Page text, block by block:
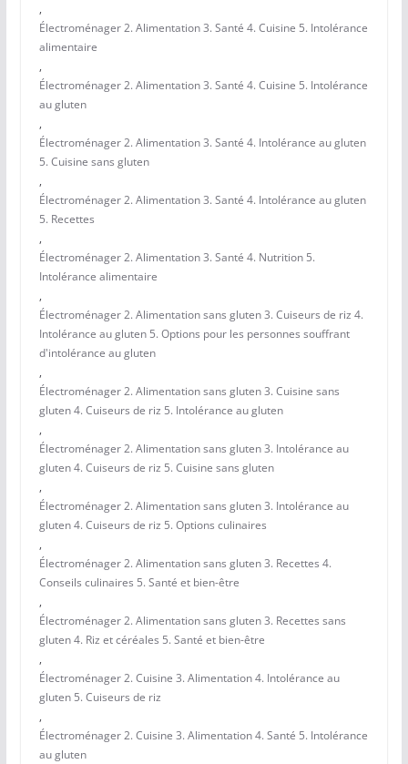
,
Électroménager 2. Alimentation 3. Santé 4. Cuisine 5. Intolérance
alimentaire
,
Électroménager 2. Alimentation 3. Santé 4. Cuisine 5. Intolérance
au gluten
,
Électroménager 2. Alimentation 3. Santé 4. Intolérance au gluten
5. Cuisine sans gluten
,
Électroménager 2. Alimentation 3. Santé 4. Intolérance au gluten
5. Recettes
,
Électroménager 2. Alimentation 3. Santé 4. Nutrition 5.
Intolérance alimentaire
,
Électroménager 2. Alimentation sans gluten 3. Cuiseurs de riz 4.
Intolérance au gluten 5. Options pour les personnes souffrant
d'intolérance au gluten
,
Électroménager 2. Alimentation sans gluten 3. Cuisine sans
gluten 4. Cuiseurs de riz 5. Intolérance au gluten
,
Électroménager 2. Alimentation sans gluten 3. Intolérance au
gluten 4. Cuiseurs de riz 5. Cuisine sans gluten
,
Électroménager 2. Alimentation sans gluten 3. Intolérance au
gluten 4. Cuiseurs de riz 5. Options culinaires
,
Électroménager 2. Alimentation sans gluten 3. Recettes 4.
Conseils culinaires 5. Santé et bien-être
,
Électroménager 2. Alimentation sans gluten 3. Recettes sans
gluten 4. Riz et céréales 5. Santé et bien-être
,
Électroménager 2. Cuisine 3. Alimentation 4. Intolérance au
gluten 5. Cuiseurs de riz
,
Électroménager 2. Cuisine 3. Alimentation 4. Santé 5. Intolérance
au gluten